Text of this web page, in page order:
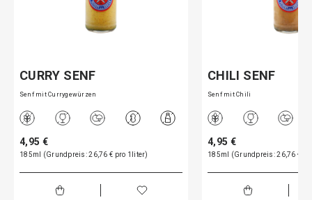
CURRY SENF
Senf mit Currygewürzen
4,95 €
185ml (Grundpreis: 26,76 € pro 1liter)
CHILI SENF
Senf mit Chili
4,95 €
185ml (Grundpreis: 26,76 €